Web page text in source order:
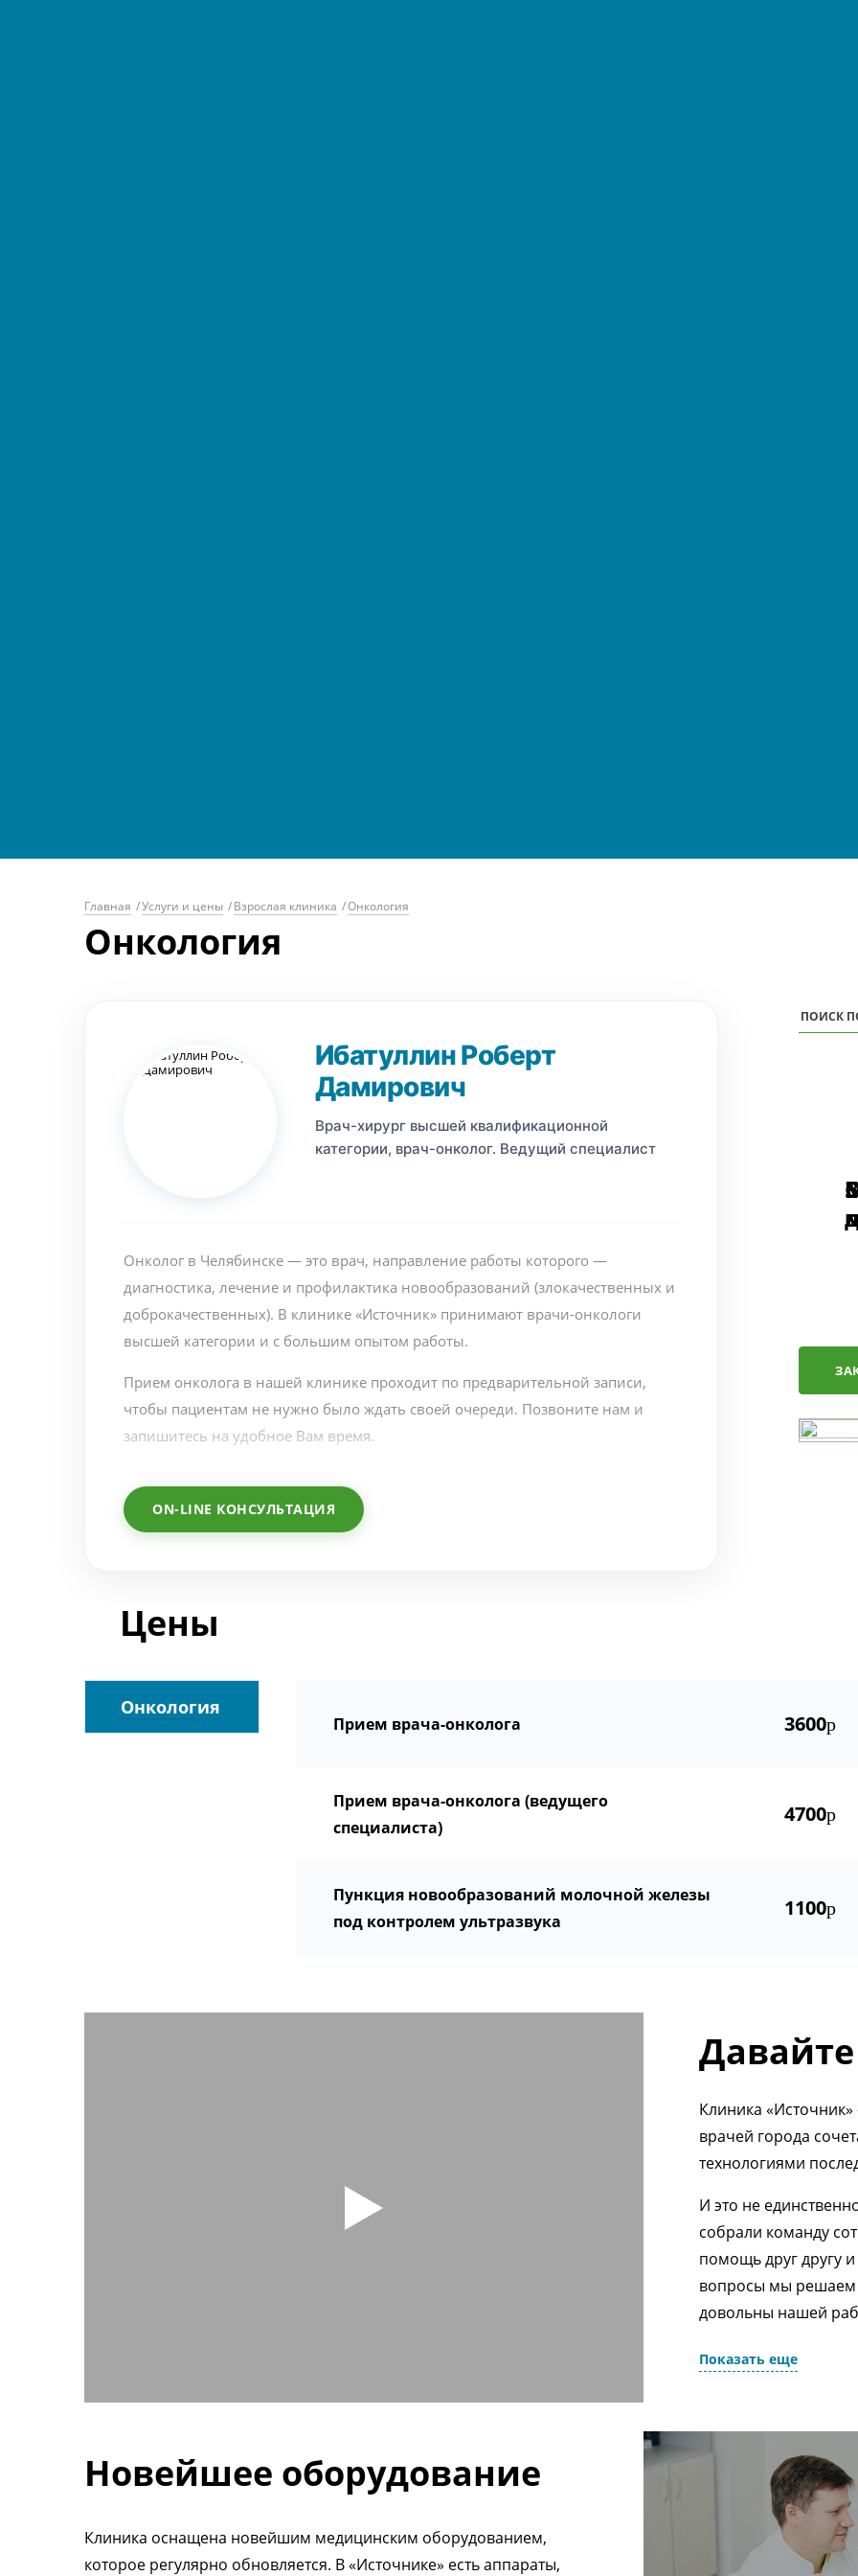
Главная /Услуги и цены /Взрослая клиника /Онкология
Онкология
Ибатуллин Роберт
Дамирович
Врач-хирург высшей квалификационной
категории, врач-онколог. Ведущий специалист
Онколог в Челябинске — это врач, направление работы которого —
диагностика, лечение и профилактика новообразований (злокачественных и
доброкачественных). В клинике «Источник» принимают врачи-онкологи
высшей категории и с большим опытом работы.
Прием онколога в нашей клинике проходит по предварительной записи,
чтобы пациентам не нужно было ждать своей очереди. Позвоните нам и
запишитесь на удобное Вам время.
каждого этапа диагностики и лечения. Вы будете точно знать, почему Вам
назначают каждый анализ, обследование и почему рекомендуется именно
ON-LINE КОНСУЛЬТАЦИЯ
Цены
Онкология
Прием врача-онколога 3600р
Прием врача-онколога (ведущего
специалиста)
4700р
Пункция новообразований молочной железы
под контролем ультразвука
1100р
Клиника
врачей города
технологиями
И это не
собрали команду
помощь друг другу
вопросы мы решаем
довольны нашей
Показать еще
Новейшее оборудование
Клиника оснащена новейшим медицинским оборудованием,
которое регулярно обновляется. В «Источнике» есть аппараты,